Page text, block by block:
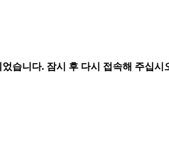
습니다. 잠시 후 다시 접속해 주십시